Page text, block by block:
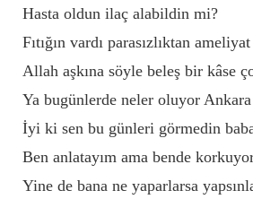
Hasta oldun ilaç alabildin mi?
Fıtığın vardı parasızlıktan
Allah aşkına söyle beleş bir kâse
Ya bugünlerde neler oluyor
İyi ki sen bu günleri görmedin
Ben anlatayım ama bende
Yine de bana ne yaparlarsa